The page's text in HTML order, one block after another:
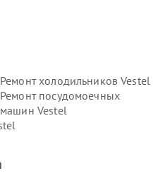
Ремонт холодильников Vestel
Ремонт посудомоечных
машин Vestel